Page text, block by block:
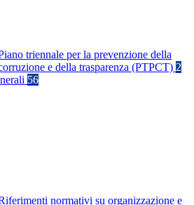
triennale per la prevenzione della
e della trasparenza (PTPCT) 2
56
normativi su organizzazione e